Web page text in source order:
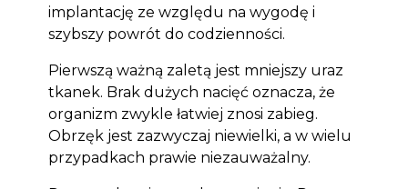
implantację ze względu na wygodę i
szybszy powrót do codzienności.
Pierwszą ważną zaletą jest mniejszy uraz
tkanek. Brak dużych nacięć oznacza, że
organizm zwykle łatwiej znosi zabieg.
Obrzęk jest zazwyczaj niewielki, a w wielu
przypadkach prawie niezauważalny.